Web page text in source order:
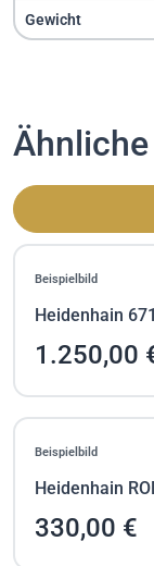
Gewicht
Beispielbild
Heidenhain
1.250,00
Beispielbild
Heidenhain
330,00 €